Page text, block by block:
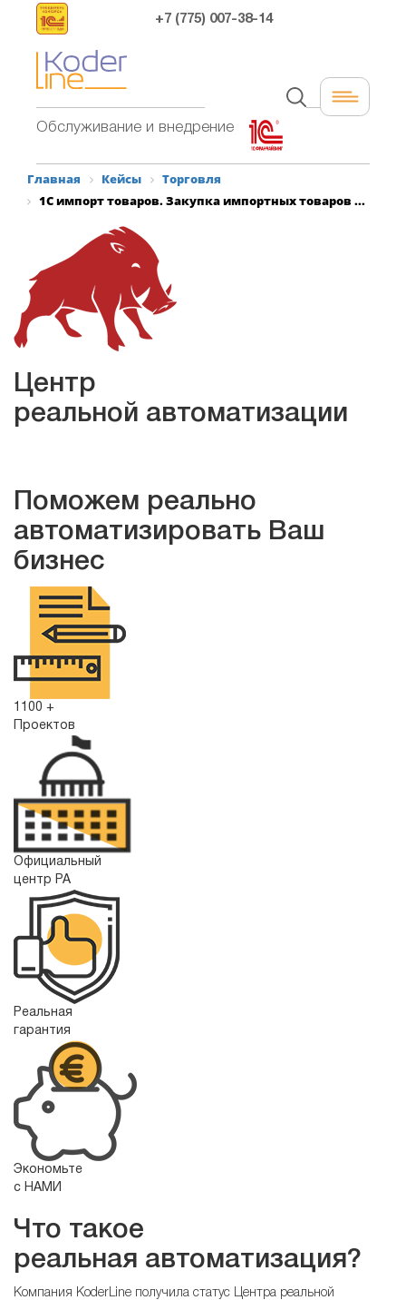
Обслуживание и внедрение
+7 (775) 007-38-14
Главная Кейсы
Торговля
1С импорт товаров. Закупка импортных товаров ...
Центр
реальной автоматизации
Поможем реально
автоматизировать Ваш
бизнес
1100 +
Проектов
Официальный
центр РА
Реальная
гарантия
Экономьте
с НАМИ
Что такое
реальная автоматизация?
Компания KoderLine получила статус Центра реальной